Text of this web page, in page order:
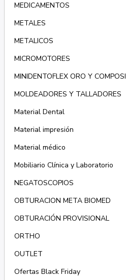
MEDICAMENTOS
METALES
METALICOS
MICROMOTORES
MINIDENTOFLEX ORO Y COMPOSI
MOLDEADORES Y TALLADORES
Material Dental
Material impresión
Material médico
Mobiliario Clínica y Laboratorio
NEGATOSCOPIOS
OBTURACION META BIOMED
OBTURACIÓN PROVISIONAL
ORTHO
OUTLET
Ofertas Black Friday